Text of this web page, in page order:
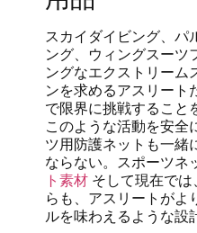
スカイダイビング、パ
ング、ウィングスーツ
ングなエクストリーム
ンを求めるアスリート
で限界に挑戦すること
このような活動を安全
ツ用防護ネットも一緒
ならない。スポーツネ
ト素材 そして現在で
らも、アスリートがよ
ルを味わえるような設